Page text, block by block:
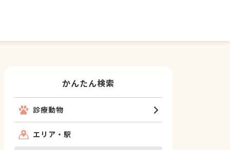
かんたん検索
診療動物
エリア・駅